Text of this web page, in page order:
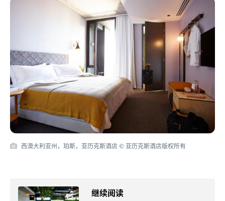
西澳大利亚州，珀斯，亚历克斯酒店 © 亚历克斯酒店版权所有
继续阅读